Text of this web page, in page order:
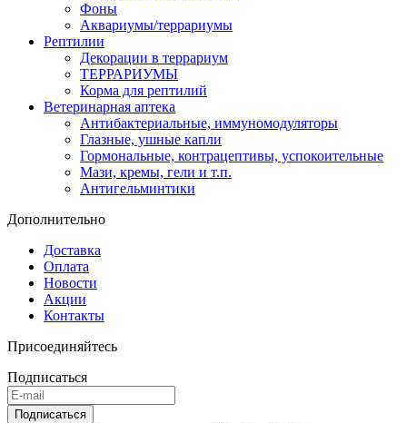
Фоны
Аквариумы/террариумы
Рептилии
Декорации в террариум
ТЕРРАРИУМЫ
Корма для рептилий
Ветеринарная аптека
Антибактериальные, иммуномодуляторы
Глазные, ушные капли
Гормональные, контрацептивы, успокоительные
Мази, кремы, гели и т.п.
Антигельминтики
Дополнительно
Доставка
Оплата
Новости
Акции
Контакты
Присоединяйтесь
Подписаться